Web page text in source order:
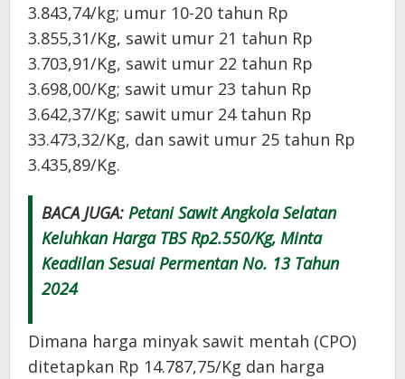
3.843,74/kg; umur 10-20 tahun Rp
3.855,31/Kg, sawit umur 21 tahun Rp
3.703,91/Kg, sawit umur 22 tahun Rp
3.698,00/Kg; sawit umur 23 tahun Rp
3.642,37/Kg; sawit umur 24 tahun Rp
33.473,32/Kg, dan sawit umur 25 tahun Rp
3.435,89/Kg.
BACA JUGA: Petani Sawit Angkola Selatan
Keluhkan Harga TBS Rp2.550/Kg, Minta
Keadilan Sesuai Permentan No. 13 Tahun
2024
Dimana harga minyak sawit mentah (CPO)
ditetapkan Rp 14.787,75/Kg dan harga